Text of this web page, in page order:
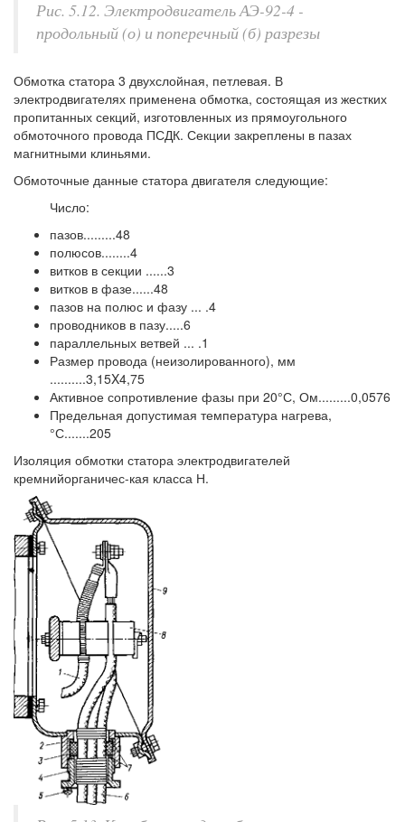
Рис. 5.12. Электродвигатель АЭ-92-4 -
продольный (о) и поперечный (б) разрезы
Обмотка статора 3 двухслойная, петлевая. В
электродвигателях применена обмотка, состоящая из жестких
пропитанных секций, изготовленных из прямоугольного
обмоточного провода ПСДК. Секции закреплены в пазах
магнитными клиньями.
Обмоточные данные статора двигателя следующие:
Число:
пазов.........48
полюсов........4
витков в секции ......3
витков в фазе......48
пазов на полюс и фазу ... .4
проводников в пазу.....6
параллельных ветвей ... .1
Размер провода (неизолированного), мм
..........3,15X4,75
Активное сопротивление фазы при 20°С, Ом.........0,0576
Предельная допустимая температура нагрева,
°С.......205
Изоляция обмотки статора электродвигателей
кремнийорганичес-кая класса Н.